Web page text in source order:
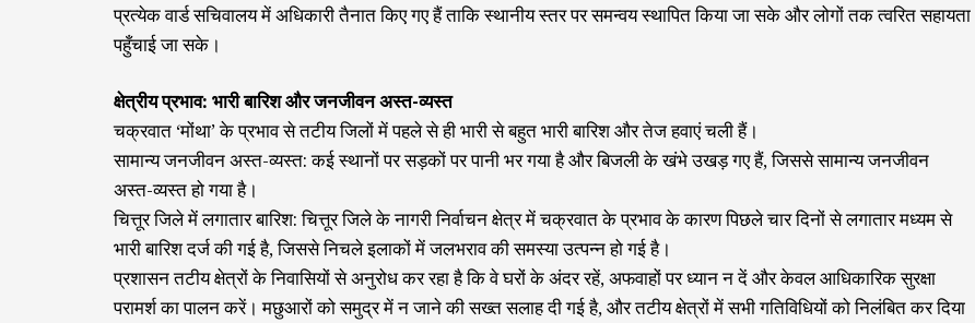
प्रत्येक वार्ड सचिवालय में अधिकारी तैनात किए गए हैं ताकि स्थानीय स्तर पर समन्वय स्थापित किया जा सके और लोगों तक त्वरित सहायता
पहुँचाई जा सके।
क्षेत्रीय प्रभाव: भारी बारिश और जनजीवन अस्त-व्यस्त
चक्रवात ‘मोंथा’ के प्रभाव से तटीय जिलों में पहले से ही भारी से बहुत भारी बारिश और तेज हवाएं चली हैं।
सामान्य जनजीवन अस्त-व्यस्त: कई स्थानों पर सड़कों पर पानी भर गया है और बिजली के खंभे उखड़ गए हैं, जिससे सामान्य जनजीवन
अस्त-व्यस्त हो गया है।
चित्तूर जिले में लगातार बारिश: चित्तूर जिले के नागरी निर्वाचन क्षेत्र में चक्रवात के प्रभाव के कारण पिछले चार दिनों से लगातार मध्यम से
भारी बारिश दर्ज की गई है, जिससे निचले इलाकों में जलभराव की समस्या उत्पन्न हो गई है।
प्रशासन तटीय क्षेत्रों के निवासियों से अनुरोध कर रहा है कि वे घरों के अंदर रहें, अफवाहों पर ध्यान न दें और केवल आधिकारिक सुरक्षा
परामर्श का पालन करें। मछुआरों को समुद्र में न जाने की सख्त सलाह दी गई है, और तटीय क्षेत्रों में सभी गतिविधियों को निलंबित कर दिया